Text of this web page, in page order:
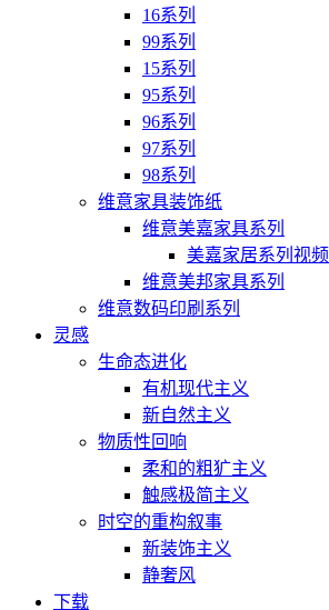
16系列
99系列
15系列
95系列
96系列
97系列
98系列
维意家具装饰纸
维意美嘉家具系列
美嘉家居系列视频
维意美邦家具系列
维意数码印刷系列
灵感
生命态进化
有机现代主义
新自然主义
物质性回响
柔和的粗犷主义
触感极简主义
时空的重构叙事
新装饰主义
静奢风
下载